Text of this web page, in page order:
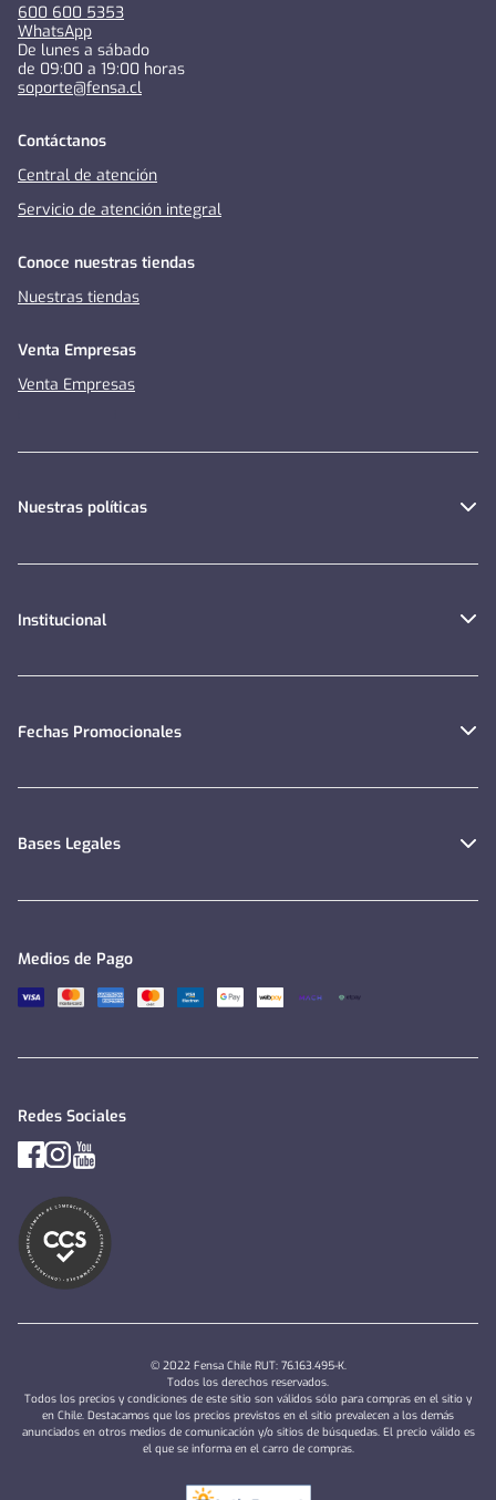
600 600 5353
WhatsApp
De lunes a sábado
de 09:00 a 19:00 horas
soporte@fensa.cl
Contáctanos
Central de atención
Servicio de atención integral
Conoce nuestras tiendas
Nuestras tiendas
Venta Empresas
Venta Empresas
Nuestras políticas
Institucional
Fechas Promocionales
Bases Legales
Medios de Pago
Redes Sociales
© 2022 Fensa Chile RUT: 76.163.495-K.
Todos los derechos reservados.
Todos los precios y condiciones de este sitio son válidos sólo para compras en el sitio y
en Chile. Destacamos que los precios previstos en el sitio prevalecen a los demás
anunciados en otros medios de comunicación y/o sitios de búsquedas. El precio válido es
el que se informa en el carro de compras.